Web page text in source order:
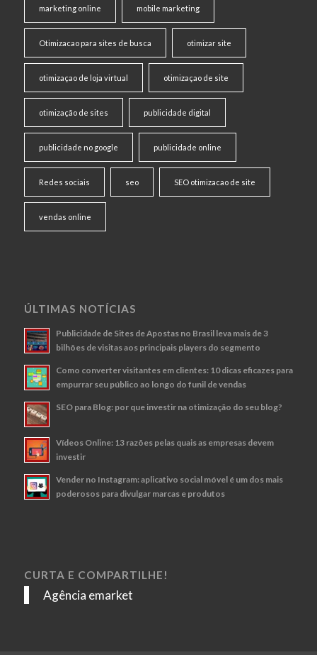
marketing online mobile marketing
Otimizacao para sites de busca otimizar site
otimizaçao de loja virtual otimizaçao de site
otimização de sites publicidade digital
publicidade no google publicidade online
Redes sociais seo SEO otimizacao de site
vendas online
ÚLTIMAS NOTÍCIAS
Publicidade de Sites de Apostas no Brasil leva mais de 3
bilhões de visitas aos principais players do segmento
Como converter visitantes em clientes: 10 dicas eficazes para
empurrar seu público ao longo do funil de vendas
SEO para Blog: por que investir na otimização do seu blog?
Vídeos Online: 13 razões pelas quais as empresas devem
investir
Vender no Instagram: aplicativo social móvel é um dos mais
poderosos para divulgar marcas e produtos
CURTA E COMPARTILHE!
Agência emarket